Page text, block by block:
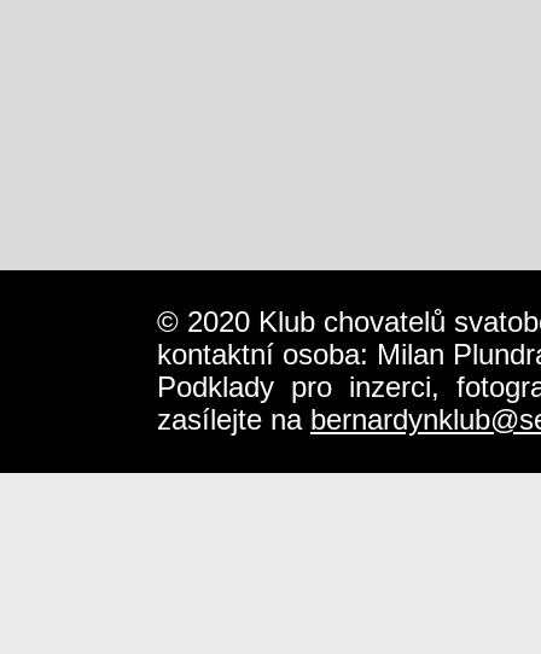
© 2020 Klub chovatelů
kontaktní osoba: Milan
Podklady pro inzerci,
zasílejte na